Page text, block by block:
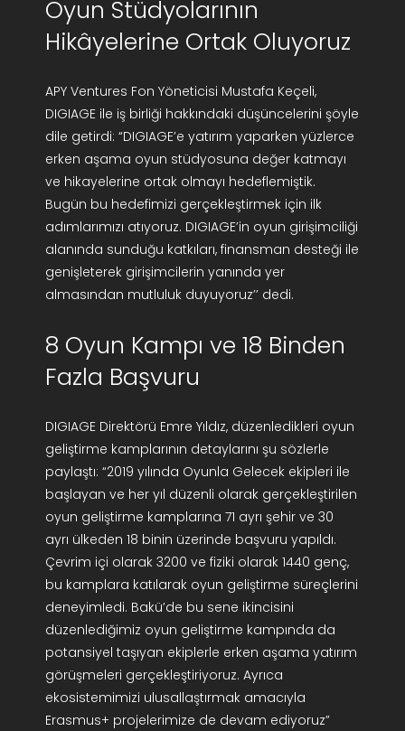
Oyun Stüdyolarının
Hikâyelerine Ortak Oluyoruz
APY Ventures Fon Yöneticisi Mustafa Keçeli,
DIGIAGE ile iş birliği hakkındaki düşüncelerini şöyle
dile getirdi: “DIGIAGE’e yatırım yaparken yüzlerce
erken aşama oyun stüdyosuna değer katmayı
ve hikayelerine ortak olmayı hedeflemiştik.
Bugün bu hedefimizi gerçekleştirmek için ilk
adımlarımızı atıyoruz. DIGIAGE’in oyun girişimciliği
alanında sunduğu katkıları, finansman desteği ile
genişleterek girişimcilerin yanında yer
almasından mutluluk duyuyoruz’’ dedi.
8 Oyun Kampı ve 18 Binden
Fazla Başvuru
DIGIAGE Direktörü Emre Yıldız, düzenledikleri oyun
geliştirme kamplarının detaylarını şu sözlerle
paylaştı: “2019 yılında Oyunla Gelecek ekipleri ile
başlayan ve her yıl düzenli olarak gerçekleştirilen
oyun geliştirme kamplarına 71 ayrı şehir ve 30
ayrı ülkeden 18 binin üzerinde başvuru yapıldı.
Çevrim içi olarak 3200 ve fiziki olarak 1440 genç,
bu kamplara katılarak oyun geliştirme süreçlerini
deneyimledi. Bakü’de bu sene ikincisini
düzenlediğimiz oyun geliştirme kampında da
potansiyel taşıyan ekiplerle erken aşama yatırım
görüşmeleri gerçekleştiriyoruz. Ayrıca
ekosistemimizi ulusallaştırmak amacıyla
Erasmus+ projelerimize de devam ediyoruz”